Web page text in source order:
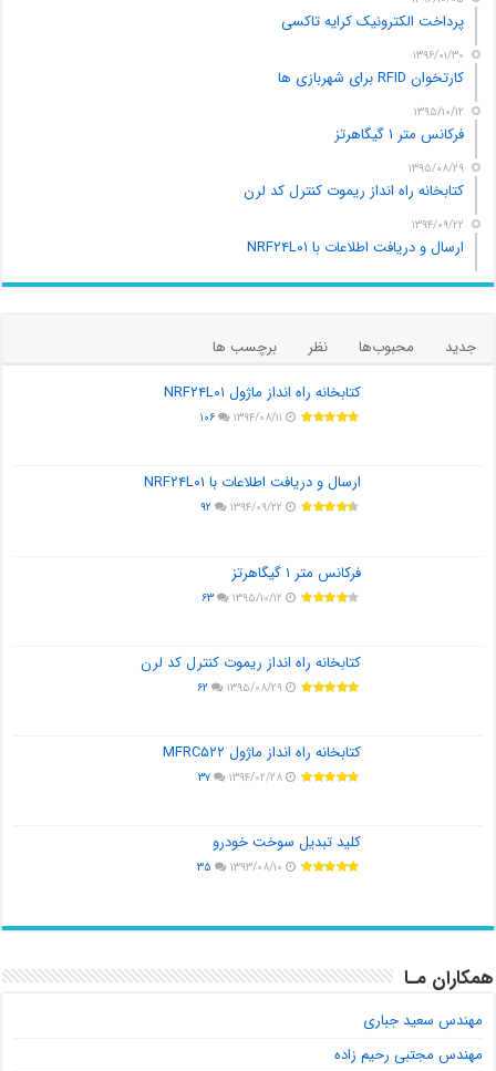
پرداخت الکترونیک کرایه تاکسی
۱۳۹۶/۰۱/۳۰
کارتخوان RFID برای شهربازی ها
۱۳۹۵/۱۰/۱۲
فرکانس متر ۱ گیگاهرتز
۱۳۹۵/۰۸/۲۹
کتابخانه راه انداز ریموت کنترل کد لرن
۱۳۹۴/۰۹/۲۲
ارسال و دریافت اطلاعات با NRF۲۴L۰۱
جدید محبوب‌ها نظر
برچسب ها
کتابخانه راه انداز ماژول NRF۲۴L۰۱
۱۳۹۴/۰۸/۱۱ ۱۰۶
ارسال و دریافت اطلاعات با NRF۲۴L۰۱
۱۳۹۴/۰۹/۲۲ ۹۲
فرکانس متر ۱ گیگاهرتز
۱۳۹۵/۱۰/۱۲ ۶۳
کتابخانه راه انداز ریموت کنترل کد لرن
۱۳۹۵/۰۸/۲۹ ۶۲
کتابخانه راه انداز ماژول MFRC۵۲۲
۱۳۹۴/۰۲/۲۸ ۳۷
کلید تبدیل سوخت خودرو
۱۳۹۳/۰۸/۱۰ ۳۵
همکاران مـا
مهندس سعید جباری
مهندس مجتبی رحیم زاده